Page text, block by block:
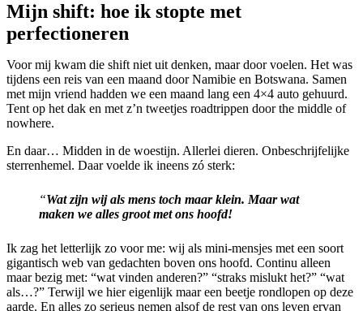
Mijn shift: hoe ik stopte met
perfectioneren
Voor mij kwam die shift niet uit denken, maar door voelen. Het was
tijdens een reis van een maand door Namibie en Botswana. Samen
met mijn vriend hadden we een maand lang een 4×4 auto gehuurd.
Tent op het dak en met z’n tweetjes roadtrippen door the middle of
nowhere.
En daar… Midden in de woestijn. Allerlei dieren. Onbeschrijfelijke
sterrenhemel. Daar voelde ik ineens zó sterk:
“Wat zijn wij als mens toch maar klein. Maar wat
maken we alles groot met ons hoofd!
Ik zag het letterlijk zo voor me: wij als mini-mensjes met een soort
gigantisch web van gedachten boven ons hoofd. Continu alleen
maar bezig met: “wat vinden anderen?” “straks mislukt het?” “wat
als…?” Terwijl we hier eigenlijk maar een beetje rondlopen op deze
aarde. En alles zo serieus nemen alsof de rest van ons leven ervan